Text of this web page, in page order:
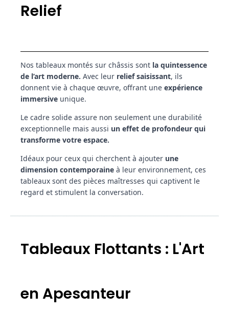
Relief
Nos tableaux montés sur châssis sont la quintessence
de l’art moderne. Avec leur relief saisissant, ils
donnent vie à chaque œuvre, offrant une expérience
immersive unique.
Le cadre solide assure non seulement une durabilité
exceptionnelle mais aussi un effet de profondeur qui
transforme votre espace.
Idéaux pour ceux qui cherchent à ajouter une
dimension contemporaine à leur environnement, ces
tableaux sont des pièces maîtresses qui captivent le
regard et stimulent la conversation.
Tableaux Flottants : L'Art
en Apesanteur